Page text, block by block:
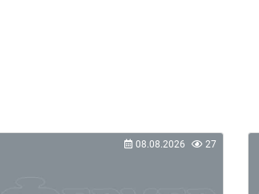
08.08.2026 27